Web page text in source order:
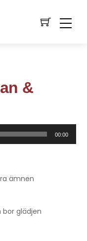
&
00:00
ämnen
bor glädjen